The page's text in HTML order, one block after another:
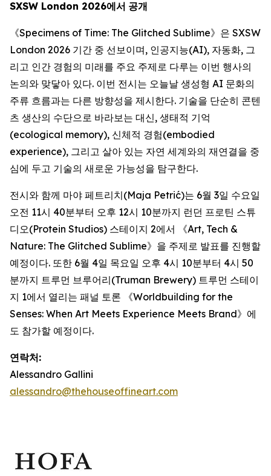
SXSW London 2026에서 공개
《Specimens of Time: The Glitched Sublime》은 SXSW
London 2026 기간 중 선보이며, 인공지능(AI), 자동화, 그
리고 인간 경험의 미래를 주요 주제로 다루는 이번 행사의
논의와 맞닿아 있다. 이번 전시는 오늘날 생성형 AI 문화의
주류 흐름과는 다른 방향성을 제시한다. 기술을 단순히 콘텐
츠 생산의 수단으로 바라보는 대신, 생태적 기억
(ecological memory), 신체적 경험(embodied
experience), 그리고 살아 있는 자연 세계와의 재연결을 중
심에 두고 기술의 새로운 가능성을 탐구한다.
전시와 함께 마야 페트리치(Maja Petrić)는 6월 3일 수요일
오전 11시 40분부터 오후 12시 10분까지 런던 프로틴 스튜
디오(Protein Studios) 스테이지 2에서 《Art, Tech &
Nature: The Glitched Sublime》을 주제로 발표를 진행할
예정이다. 또한 6월 4일 목요일 오후 4시 10분부터 4시 50
분까지 트루먼 브루어리(Truman Brewery) 트루먼 스테이
지 1에서 열리는 패널 토론 《Worldbuilding for the
Senses: When Art Meets Experience Meets Brand》에
도 참가할 예정이다.
연락처:
Alessandro Gallini
alessandro@thehouseoffineart.com